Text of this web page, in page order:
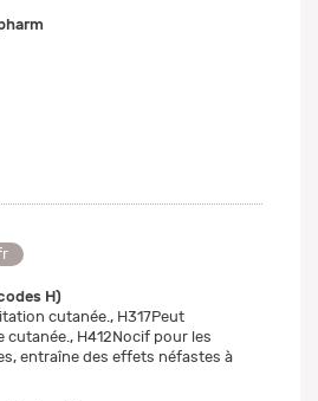
H)
cutanée., H317Peut
cutanée., H412Nocif pour les
entraîne des effets néfastes à